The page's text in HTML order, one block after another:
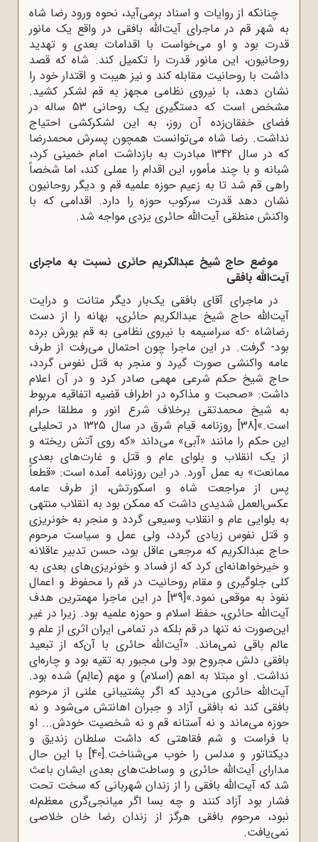
چنانکه از روایات و اسناد برمی‌آید، نحوه ورود رضا شاه
به شهر قم در ماجرای آیت‌الله بافقی در واقع یک مانور
قدرت بود و او می‌خواست با اقدامات بعدی و تهدید
روحانیون، این مانور قدرت را تکمیل کند. شاه که قصد
داشت با روحانیت مقابله کند و نیز هیبت و اقتدار خود را
نشان دهد، با نیروی نظامی مجهز به قم لشکر کشید.
مشخص است که دستگیری‌ یک روحانی 53 ساله در
فضای ‌خفقان‌زده‌ آن روز، به این لشکرکشی احتیاج
نداشت. رضا شاه می‌توانست همچون پسرش محمدرضا
که در سال 1342 مبادرت به بازداشت امام خمینی کرد،
شبانه و با چند مأمور، این اقدام را عملی کند، اما شخصاً
راهی قم شد تا به زعیم حوزه علمیه قم و دیگر روحانیون
نشان دهد قدرت سرکوب حوزه را دارد. اقدامی که با
واکنش منطقی آیت‌الله حائری یزدی مواجه شد.
موضع حاج شیخ عبدالکریم حائری نسبت به ماجرای
آیت‌الله بافقی
در ماجرای آقای بافقی یک‌بار دیگر متانت و درایت
آیت‌الله حاج شیخ عبدالکریم حائری، بهانه را از دست
رضاشاه -که سراسیمه با نیروی نظامی به قم یورش برده
بود- گرفت. در این ماجرا چون احتمال می‌رفت از طرف
عامه واکنشی صورت گیرد و منجر به قتل نفوس گردد،
حاج شیخ حکم شرعی مهمی صادر کرد و در آن اعلام
داشت: «صحبت و مذاکره در اطراف قضیه اتفاقیه مربوط
به شیخ محمدتقی برخلاف شرع انور و مطلقا حرام
است.»[38]
روزنامه قیام شرق در سال 1325 در تحلیلی
این حکم را مانند «آبی» می‌داند «که روی آتش ریخته و
از یک انقلاب و بلوای عام و قتل و غارت‌های بعدی
ممانعت» به عمل آورد. در این روزنامه آمده است: «قطعاً
پس از مراجعت شاه و اسکورتش، از طرف عامه
عکس‌العمل شدیدی داشت که ممکن بود به انقلاب منتهی
به بلوایی عام و انقلاب وسیعی گردد و منجر به خونریزی
و قتل نفوس زیادی گردد، ولی عمل و سیاست مرحوم
حاج عبدالکریم که مرجعی عاقل بود، حسن تدبیر عاقلانه
و خیرخواهانه‌ای کرد که از فساد و خونریزی‌های بعدی به
کلی جلوگیری و مقام روحانیت در قم را محفوظ و اعمال
نفوذ به موقعی نمود.»[39]
در این ماجرا مهمترین هدف
آیت‌الله حائری، حفظ اسلام و حوزه علمیه بود. زیرا در غیر
این‌صورت نه تنها در قم بلکه در تمامی ایران اثری از علم و
عالم باقی نمی‌ماند. «آیت‌الله حائری با آن‌که از تبعید
بافقی دلش مجروح بود ولی مجبور به تقیه بود و چاره‌ای
نداشت. او مبتلا به اهم (اسلام) و مهم (عالِم) شده بود.
آیت‌الله حائری می‌دید که اگر پشتیبانی علنی از مرحوم
بافقی کند نه بافقی آزاد و جبران اهانتش می‌شود و نه
حوزه می‌ماند و نه آستانه قم و نه شخصیت خودش... او
با فراست و شم‌ فقاهتی که داشت سلطان زندیق و
دیکتاتور و مدلس را خوب می‌شناخت.[40]
با این حال
مدارای آیت‌الله حائری و وساطت‌های بعدی ایشان باعث
شد که آیت‌الله بافقی را از زندان شهربانی که سخت تحت
فشار بود آزاد کنند و چه بسا اگر میانجی‌گری معظم‌له
نبود، مرحوم بافقی هرگز از زندان رضا خان خلاصی
نمی‌یافت.